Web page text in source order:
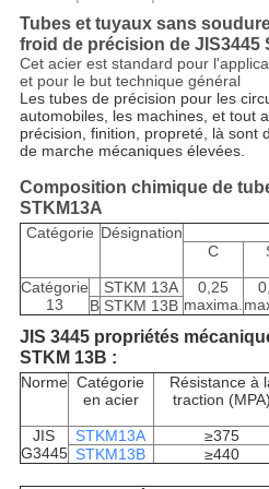
Tubes et tuyaux sans
froid de précision de JIS3445
Cet acier est standard pour
et pour le but technique général
Les tubes de précision pour les
automobiles, les machines, et tout
précision, finition, propreté, là sont
de marche mécaniques élevées.
Composition chimique de
STKM13A
Catégorie Désignation
C
Catégorie
13
STKM 13A
0,25
maxima.
B STKM 13B
JIS 3445 propriétés
STKM 13B :
Norme Catégorie
en acier
Résistance à
traction (MPA)
JIS
G3445
STKM13A ≥375
STKM13B
≥440